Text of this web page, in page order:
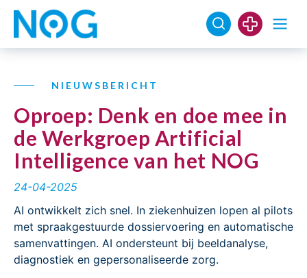
NIEUWSBERICHT
Oproep: Denk en doe mee in
de Werkgroep Artificial
Intelligence van het NOG
24-04-2025
AI ontwikkelt zich snel. In ziekenhuizen lopen al pilots
met spraakgestuurde dossiervoering en automatische
samenvattingen. AI ondersteunt bij beeldanalyse,
diagnostiek en gepersonaliseerde zorg.